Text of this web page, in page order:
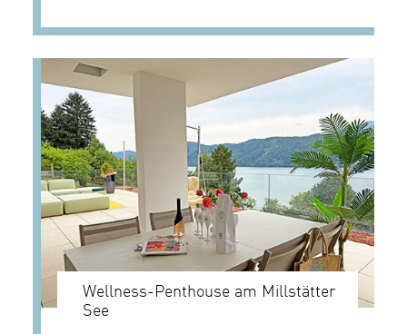
Wellness-Penthouse am Millstätter
See